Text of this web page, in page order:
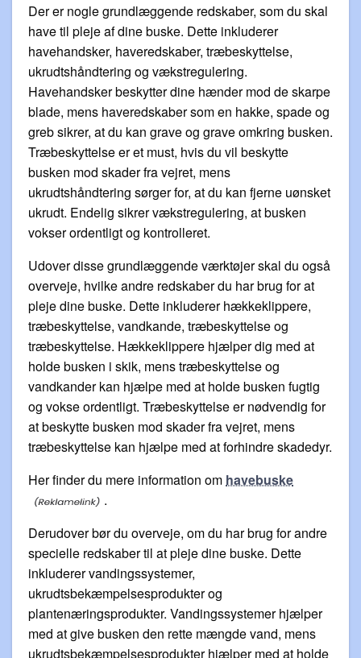
Der er nogle grundlæggende redskaber, som du skal
have til pleje af dine buske. Dette inkluderer
havehandsker, haveredskaber, træbeskyttelse,
ukrudtshåndtering og vækstregulering.
Havehandsker beskytter dine hænder mod de skarpe
blade, mens haveredskaber som en hakke, spade og
greb sikrer, at du kan grave og grave omkring busken.
Træbeskyttelse er et must, hvis du vil beskytte
busken mod skader fra vejret, mens
ukrudtshåndtering sørger for, at du kan fjerne uønsket
ukrudt. Endelig sikrer vækstregulering, at busken
vokser ordentligt og kontrolleret.
Udover disse grundlæggende værktøjer skal du også
overveje, hvilke andre redskaber du har brug for at
pleje dine buske. Dette inkluderer hækkeklippere,
træbeskyttelse, vandkande, træbeskyttelse og
træbeskyttelse. Hækkeklippere hjælper dig med at
holde busken i skik, mens træbeskyttelse og
vandkander kan hjælpe med at holde busken fugtig
og vokse ordentligt. Træbeskyttelse er nødvendig for
at beskytte busken mod skader fra vejret, mens
træbeskyttelse kan hjælpe med at forhindre skadedyr.
Her finder du mere information om havebuske
.
Derudover bør du overveje, om du har brug for andre
specielle redskaber til at pleje dine buske. Dette
inkluderer vandingssystemer,
ukrudtsbekæmpelsesprodukter og
plantenæringsprodukter. Vandingssystemer hjælper
med at give busken den rette mængde vand, mens
ukrudtsbekæmpelsesprodukter hjælper med at holde